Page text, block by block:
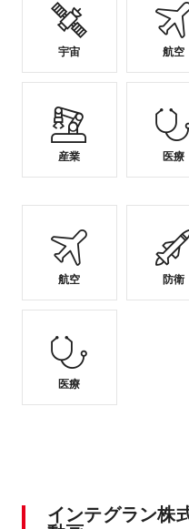
宇宙 航空
産業 医療
航空 防衛
医療
インテグラン株